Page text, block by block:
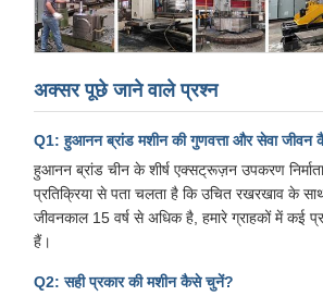
अक्सर पूछे जाने वाले प्रश्न
Q1: हुआनन ब्रांड मशीन की गुणवत्ता और सेवा जीवन
हुआनन ब्रांड चीन के शीर्ष एक्सट्रूज़न उपकरण
प्रतिक्रिया से पता चलता है कि उचित रखरखाव के
जीवनकाल 15 वर्ष से अधिक है, हमारे ग्राहकों में कई
हैं।
Q2: सही प्रकार की मशीन कैसे चुनें?